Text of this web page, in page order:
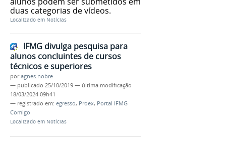
duas categorias de vídeos.
Localizado em Notícias
IFMG divulga pesquisa para
alunos concluintes de cursos
técnicos e superiores
poragnes.nobre
— publicado 25/10/2019 — última modificação
18/03/2024 09h41
— registrado em: egresso, Proex, Portal IFMG
Comigo
Localizado em Notícias